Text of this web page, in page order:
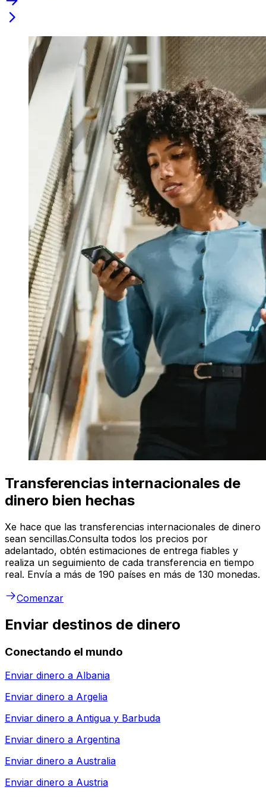
Transferencias internacionales de
dinero bien hechas
Xe hace que las transferencias internacionales de dinero
sean sencillas.Consulta todos los precios por
adelantado, obtén estimaciones de entrega fiables y
realiza un seguimiento de cada transferencia en tiempo
real. Envía a más de 190 países en más de 130 monedas.
Comenzar
Enviar destinos de dinero
Conectando el mundo
Enviar dinero a Albania
Enviar dinero a Argelia
Enviar dinero a Antigua y Barbuda
Enviar dinero a Argentina
Enviar dinero a Australia
Enviar dinero a Austria